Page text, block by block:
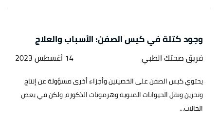
وجود كتلة في كيس الصفن: الأسباب والعلاج
فريق صحتك الطبي 14 أغسطس 2023
يحتوي كيس الصفن على الخصيتين وأجزاء أخرى مسؤولة عن إنتاج
وتخزين ونقل الحيوانات المنوية وهرمونات الذكورة، ولكن في بعض
الحالات...